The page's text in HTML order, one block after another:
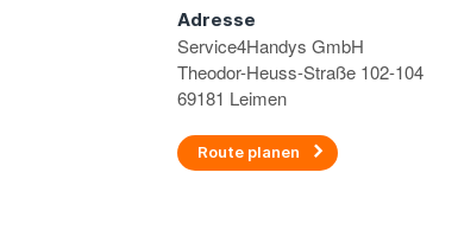
Adresse
Service4Handys GmbH
Theodor-Heuss-Straße 102-104
69181 Leimen
Route planen